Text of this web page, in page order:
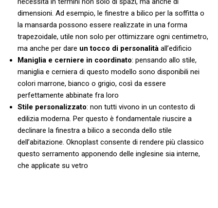
dimensioni. Ad esempio, le finestre a bilico per la soffitta o
la mansarda possono essere realizzate in una forma
trapezoidale, utile non solo per ottimizzare ogni centimetro,
ma anche per dare un tocco di personalità all’edificio
Maniglia e cerniere in coordinato: pensando allo stile,
maniglia e cerniera di questo modello sono disponibili nei
colori marrone, bianco o grigio, così da essere
perfettamente abbinate fra loro
Stile personalizzato: non tutti vivono in un contesto di
edilizia moderna. Per questo è fondamentale riuscire a
declinare la finestra a bilico a seconda dello stile
dell’abitazione. Oknoplast consente di rendere più classico
questo serramento apponendo delle inglesine sia interne,
che applicate su vetro